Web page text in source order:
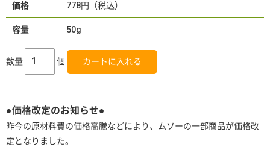
価格 778円（税込）
容量 50g
数量 個
●価格改定のお知らせ●
昨今の原材料費の価格高騰などにより、ムソーの一部商品が価格改
定となりました。